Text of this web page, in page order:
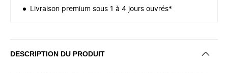
Livraison premium sous 1 à 4 jours ouvrés*
DESCRIPTION DU PRODUIT